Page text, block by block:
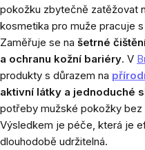
pokožku zbytečně zatěžovat
kosmetika pro muže pracuje
Zaměřuje se na šetrné
a ochranu kožní bariéry. V
produkty s důrazem na
aktivní látky a jednoduché
potřeby mužské pokožky bez
Výsledkem je péče, která je
dlouhodobě udržitelná.